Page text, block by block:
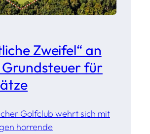
Zweifel“ an
für
Golfclub wehrt sich mit
horrende